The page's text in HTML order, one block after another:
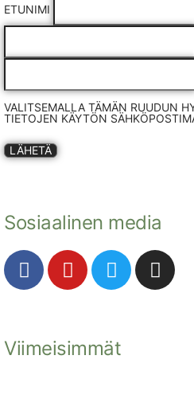
ETUNIMI
VALITSEMALLA TÄMÄN RUUDUN
TIETOJEN KÄYTÖN
LÄHETÄ
Sosiaalinen media
Viimeisimmät